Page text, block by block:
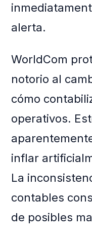
alerta.
WorldCom
notorio al
cómo
operativos.
inflar
La
contables
de posibles